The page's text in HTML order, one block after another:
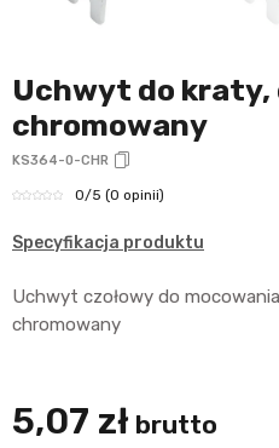
Uchwyt do kraty,
chromowany
KS364-0-CHR
0/5 (0 opinii)
Specyfikacja produktu
Uchwyt czołowy do
chromowany
5,07 zł brutto